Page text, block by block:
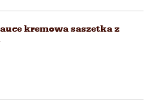
kremowa saszetka z